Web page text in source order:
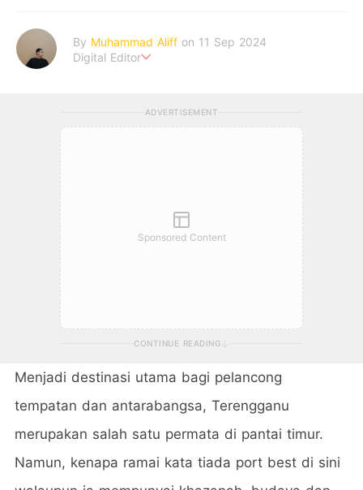
By Muhammad Aliff on 11 Sep 2024
Digital Editor
ADVERTISEMENT
Sponsored Content
CONTINUE READING
Menjadi destinasi utama bagi pelancong
tempatan dan antarabangsa, Terengganu
merupakan salah satu permata di pantai timur.
Namun, kenapa ramai kata tiada port best di sini